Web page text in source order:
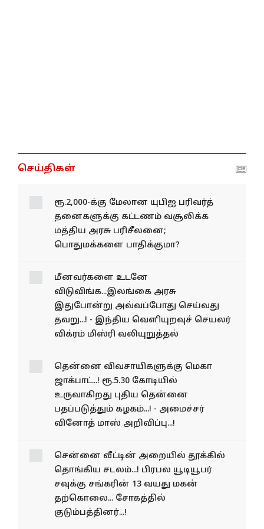
செய்திகள்
ரூ.2,000-க்கு மேலான யுபிஐ பரிவர்த்​
தனை​களுக்கு கட்டணம் வசூலிக்க
மத்திய அரசு பரிசீலனை;
பொதுமக்களை பாதிக்குமா?
மீனவர்களை உடனே
விடுவிங்க...இலங்கை அரசு
இதுபோன்று அவ்வப்போது செய்வது
தவறு...! - இந்திய வெளியுறவுச் செயலர்
விக்ரம் மிஸ்ரி வலியுறுத்தல்
தென்னை விவசாயிகளுக்கு
மெகா ஜாக்பாட்...! ரூ.5.30
கோடியில் உருவாகிறது புதிய
தென்னை பதப்படுத்தும்
கழகம்...! - அமைச்சர் வினோத்
சென்னை வீட்டின் அறையில் தூக்கில்
தொங்கிய சடலம்...! பிரபல யூடியூபர்
சவுக்கு சங்கரின் 13 வயது மகன்
தற்கொலை... சோகத்தில்